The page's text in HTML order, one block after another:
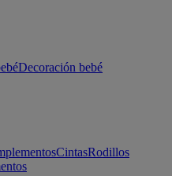
Decoración bebé
CintasRodillos